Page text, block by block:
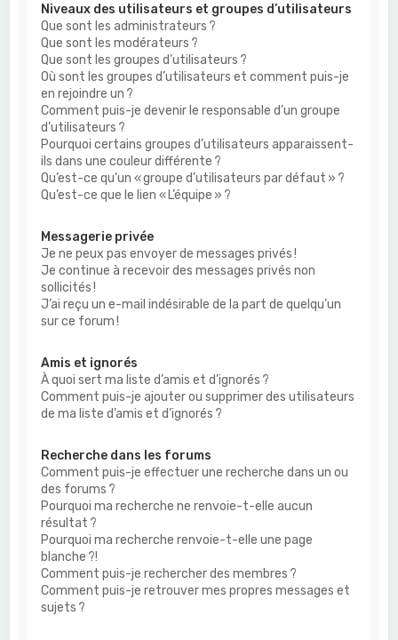
Niveaux des utilisateurs et groupes d’utilisateurs
Que sont les administrateurs ?
Que sont les modérateurs ?
Que sont les groupes d’utilisateurs ?
Où sont les groupes d’utilisateurs et comment puis-je
en rejoindre un ?
Comment puis-je devenir le responsable d’un groupe
d’utilisateurs ?
Pourquoi certains groupes d’utilisateurs apparaissent-
ils dans une couleur différente ?
Qu’est-ce qu’un « groupe d’utilisateurs par défaut » ?
Qu’est-ce que le lien « L’équipe » ?
Messagerie privée
Je ne peux pas envoyer de messages privés !
Je continue à recevoir des messages privés non
sollicités !
J’ai reçu un e-mail indésirable de la part de quelqu’un
sur ce forum !
Amis et ignorés
À quoi sert ma liste d’amis et d’ignorés ?
Comment puis-je ajouter ou supprimer des utilisateurs
de ma liste d’amis et d’ignorés ?
Recherche dans les forums
Comment puis-je effectuer une recherche dans un ou
des forums ?
Pourquoi ma recherche ne renvoie-t-elle aucun
résultat ?
Pourquoi ma recherche renvoie-t-elle une page
blanche ?!
Comment puis-je rechercher des membres ?
Comment puis-je retrouver mes propres messages et
sujets ?